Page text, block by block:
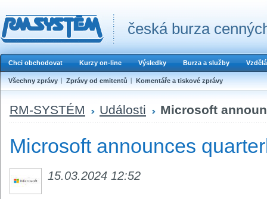
česká burza
Chci obchodovat Kurzy on-line Výsledky Burza a služby
Všechny zprávy Zprávy od emitentů Komentáře a tiskové zprávy
RM-SYSTÉM Události Microsoft
Microsoft announces
15.03.2024 12:52